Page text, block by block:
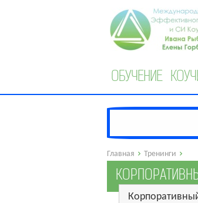
ОБУЧЕНИЕ
Главная Тренинги